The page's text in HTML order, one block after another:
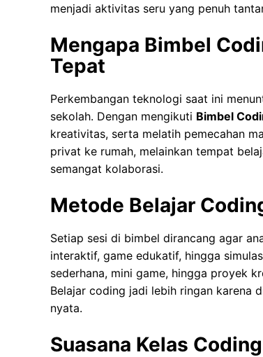
menjadi aktivitas seru yang penuh
Mengapa Bimbel
Tepat
Perkembangan teknologi saat ini
sekolah. Dengan mengikuti Bimbel
kreativitas, serta melatih pemecahan
privat ke rumah, melainkan tempat
semangat kolaborasi.
Metode Belajar
Setiap sesi di bimbel dirancang agar
interaktif, game edukatif, hingga
sederhana, mini game, hingga proyek
Belajar coding jadi lebih ringan karena
nyata.
Suasana Kelas